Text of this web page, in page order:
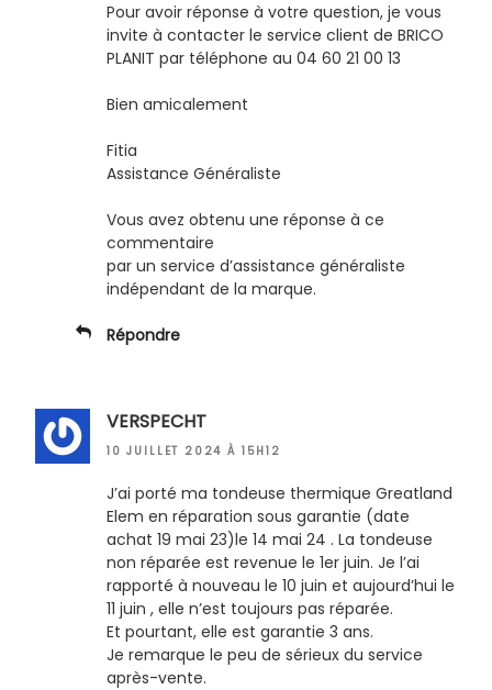
Pour avoir réponse à votre question, je vous
invite à contacter le service client de BRICO
PLANIT par téléphone au 04 60 21 00 13
Bien amicalement
Fitia
Assistance Généraliste
Vous avez obtenu une réponse à ce
commentaire
par un service d’assistance généraliste
indépendant de la marque.
Répondre
VERSPECHT
10 JUILLET 2024 À 15H12
J’ai porté ma tondeuse thermique Greatland
Elem en réparation sous garantie (date
achat 19 mai 23)le 14 mai 24 . La tondeuse
non réparée est revenue le 1er juin. Je l’ai
rapporté à nouveau le 10 juin et aujourd’hui le
11 juin , elle n’est toujours pas réparée.
Et pourtant, elle est garantie 3 ans.
Je remarque le peu de sérieux du service
après-vente.